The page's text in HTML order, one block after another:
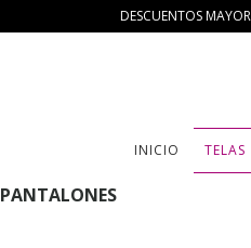
DESCUENTOS
INICIO TELAS
PANTALONES